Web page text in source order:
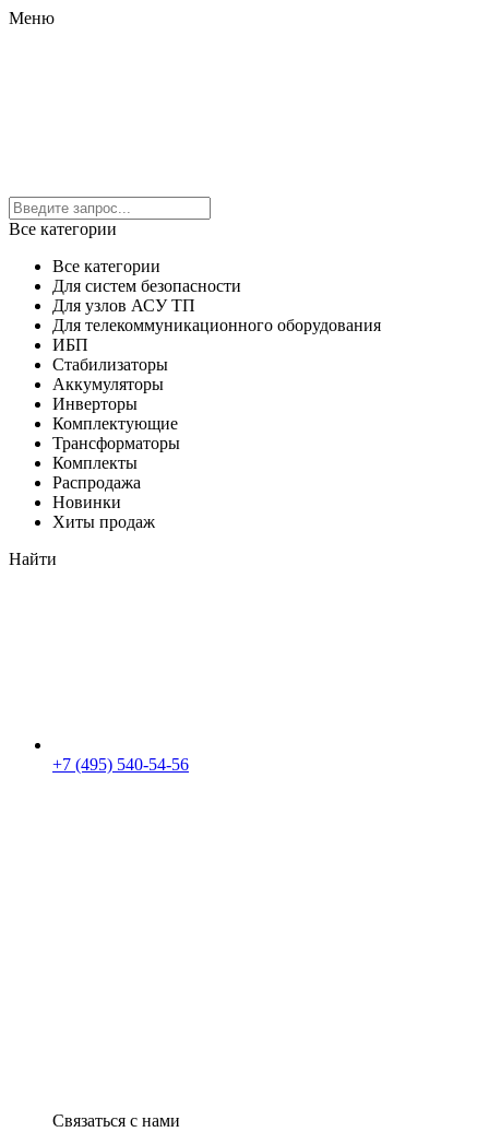
Меню
Все категории
Все категории
Для систем безопасности
Для узлов АСУ ТП
Для телекоммуникационного оборудования
ИБП
Стабилизаторы
Аккумуляторы
Инверторы
Комплектующие
Трансформаторы
Комплекты
Распродажа
Новинки
Хиты продаж
Найти
+7 (495) 540-54-56
Связаться с нами